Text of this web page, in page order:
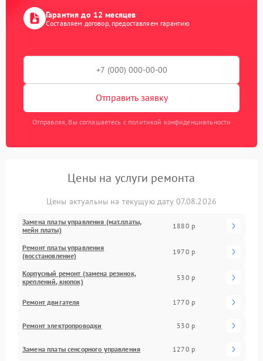
Гарантия до 12 месяцев
Составляем договор, предоставляем гарантию
Отправить заявку
Отправляя, Вы соглашаетесь с политикой конфиденциальности
Цены на услуги ремонта
Цены актуальны на текущую дату 07.08.2026
Замена платы управления (мат.платы,
мейн платы)
1880 р
Ремонт платы управления
(восстановление)
1970 р
Корпусный ремонт (замена резинок,
креплений, кнопок)
530 р
Ремонт двигателя 1770 р
Ремонт электропроводки 530 р
Замена платы сенсорного управления 1270 р